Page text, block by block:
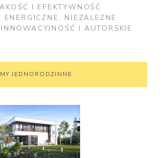
I EFEKTYWNOŚĆ
ENERGICZNE, NIEZALEŻNE
I AUTORSKIE
JEDNORODZINNE